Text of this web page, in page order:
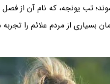
تب یونجه، که نام آن از
بسیاری از مردم علائم را